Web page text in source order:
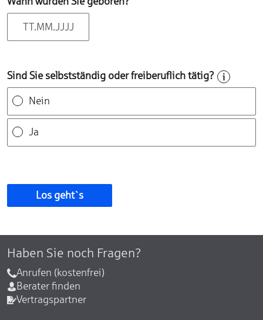
Sind Sie selbstständig oder freiberuflich tätig?
Nein
Ja
Los geht`s
Haben Sie noch Fragen?
Anrufen (kostenfrei)
Berater finden
Vertragspartner